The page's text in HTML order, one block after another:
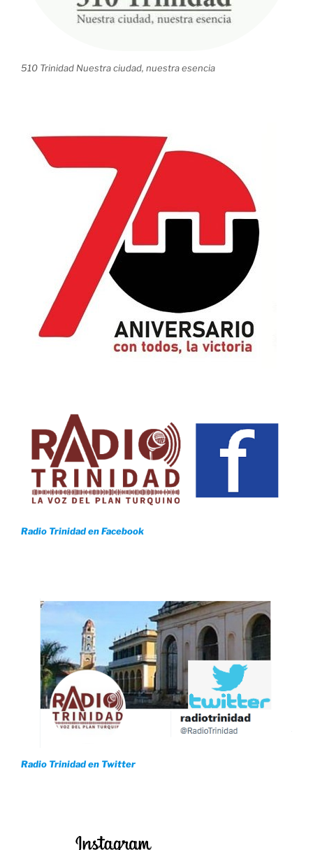
510 Trinidad Nuestra ciudad, nuestra esencia
Radio Trinidad en Facebook
Radio Trinidad en Twitter